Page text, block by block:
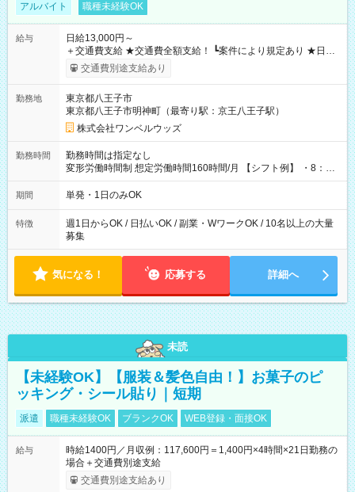
アルバイト 職種未経験OK
給与
日給13,000円～
＋交通費支給 ★交通費全額支給！ ┗案件により規定あり ★日払
いOK！（規定あり） ┗働いたその日に現金GET♪ お仕事後はコ
ンビニATMから 日払い分を引き落とせます！ 【試用期間】試
交通費別途支給あり
勤務地
東京都八王子市
東京都八王子市明神町（最寄り駅：京王八王子駅）
株式会社ワンベルウッズ
勤務時間
勤務時間は指定なし
変形労働時間制 想定労働時間160時間/月 【シフト例】 ・8：00
～21：00
期間 単発・1日のみOK
特徴
週1日からOK / 日払いOK / 副業・WワークOK / 10名以上の大量
募集
気になる！ 応募する 詳細へ
未読
【未経験OK】【服装＆髪色自由！】お菓子のピ
ッキング・シール貼り｜短期
派遣 職種未経験OK ブランクOK WEB登録・面接OK
給与
時給1400円／月収例：117,600円＝1,400円×4時間×21日勤務の
場合＋交通費別途支給
交通費別途支給あり